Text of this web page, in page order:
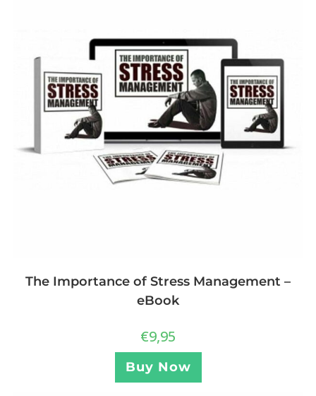
The Importance of Stress Management –
eBook
€9,95
Buy Now